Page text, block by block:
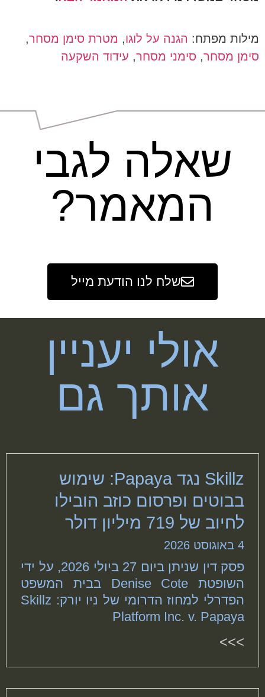
מילות מפתח: הגנה על לוגו, מטרת סימן מסחר,
סימן מסחר, סימני מסחר, עידוד השקעה
שאלה לגבי
המאמר?
שלח לנו הודעת מייל
אולי יעניין
אותך גם
Skillz נגד Papaya: שימוש
בבוטים ופרסום כוזב הובילו
לחיוב של 719 מיליון דולר
4 באוגוסט 2026
פסק דין שניתן ביום 27 ביולי 2026, על ידי
השופטת Denise Cote בבית המשפט
הפדרלי למחוז הדרומי של ניו יורק: Skillz
Platform Inc. v. Papaya
>>>